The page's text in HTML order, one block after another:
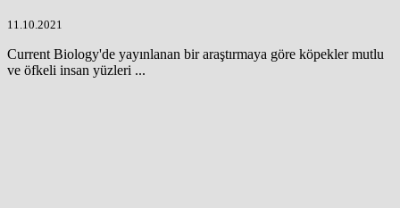
11.10.2021
Current Biology'de yayınlanan bir araştırmaya göre köpekler mutlu
ve öfkeli insan yüzleri ...